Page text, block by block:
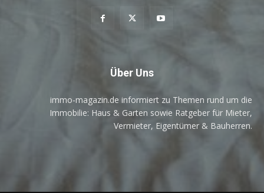
Über Uns
immo-magazin.de informiert zu Themen rund um die
Immobilie: Haus & Garten sowie Ratgeber für Mieter,
Vermieter, Eigentümer & Bauherren.